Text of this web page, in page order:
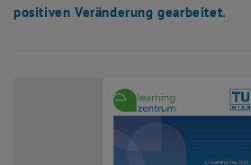
positiven Veränderung gearbeitet.